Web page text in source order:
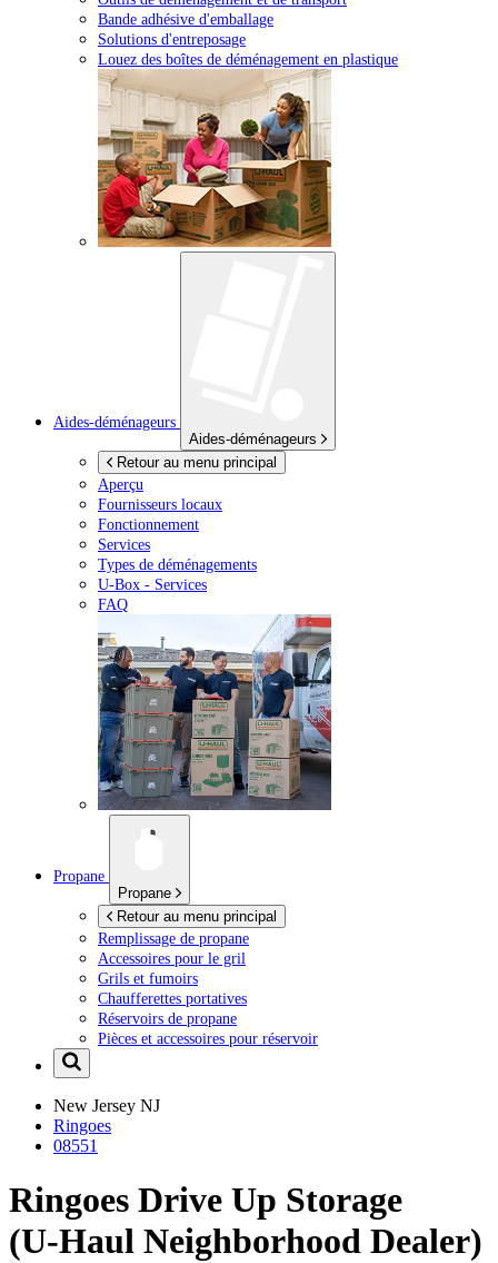
Bande adhésive d'emballage
Solutions d'entreposage
Louez des boîtes de déménagement en plastique
Aides-déménageurs
Aides-déménageurs
Retour au menu principal
Aperçu
Fournisseurs locaux
Fonctionnement
Services
Types de déménagements
U-Box - Services
FAQ
Propane
Propane
Retour au menu principal
Remplissage de propane
Accessoires pour le gril
Grils et fumoirs
Chaufferettes portatives
Réservoirs de propane
Pièces et accessoires pour réservoir
New Jersey NJ
Ringoes
08551
Ringoes Drive Up Storage
(U-Haul Neighborhood Dealer)